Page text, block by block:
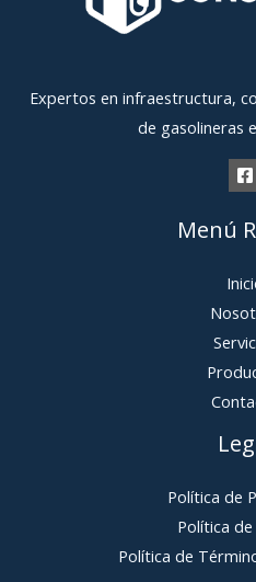
Expertos en infraestructura,
de gasolineras
Menú
Política de
Política
Política de